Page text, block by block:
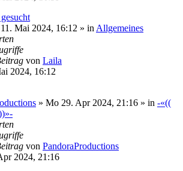
11. Mai 2024, 16:12 » in Allgemeines
von Laila
2024, 16:12
» Mo 29. Apr 2024, 21:16 » in -«((
von PandoraProductions
2024, 21:16